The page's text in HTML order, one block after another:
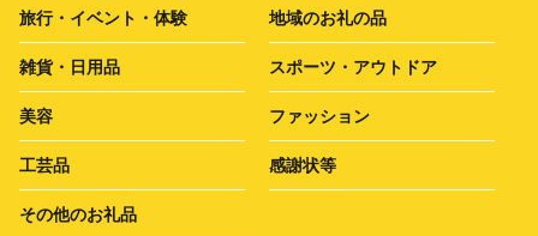
旅行・イベント・体験 地域のお礼の品
雑貨・日用品 スポーツ・アウトドア
美容 ファッション
工芸品 感謝状等
その他のお礼品